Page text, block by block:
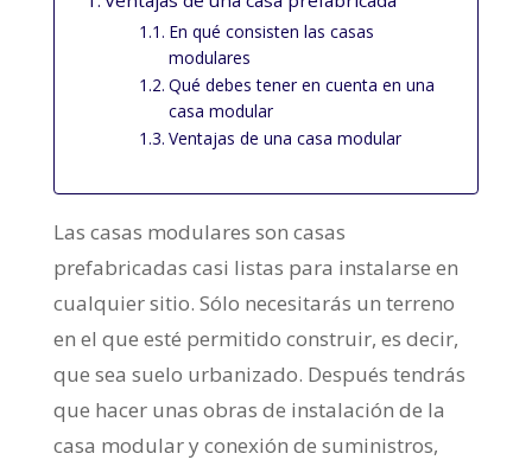
En qué consisten las casas
modulares
Qué debes tener en cuenta en una
casa modular
Ventajas de una casa modular
Las casas modulares son casas
prefabricadas casi listas para instalarse en
cualquier sitio. Sólo necesitarás un terreno
en el que esté permitido construir, es decir,
que sea suelo urbanizado. Después tendrás
que hacer unas obras de instalación de la
casa modular y conexión de suministros,